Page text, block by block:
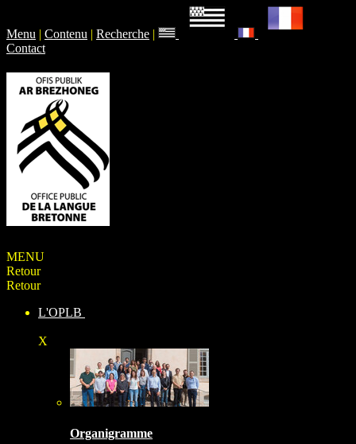
Menu | Contenu | Recherche |
Contact
MENU
Retour
Retour
L'OPLB
X
Organigramme